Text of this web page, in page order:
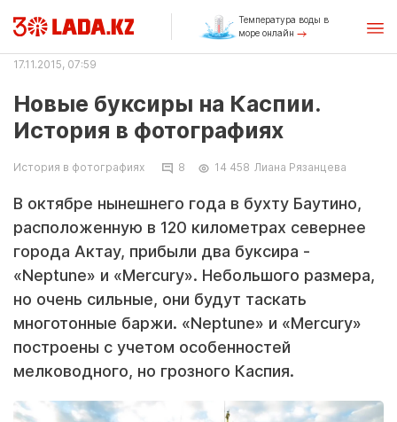
Температура воды в
море онлайн
17.11.2015, 07:59
Новые буксиры на Каспии.
История в фотографиях
История в фотографиях 8 14 458 Лиана Рязанцева
В октябре нынешнего года в бухту Баутино,
расположенную в 120 километрах севернее
города Актау, прибыли два буксира -
«Neptune» и «Mercury». Небольшого размера,
но очень сильные, они будут таскать
многотонные баржи. «Neptune» и «Mercury»
построены с учетом особенностей
мелководного, но грозного Каспия.